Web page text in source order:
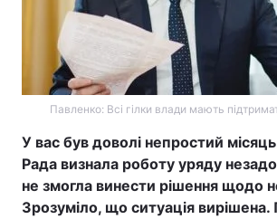
Головна Війна
Україна Політика
Економіка
Техно і зв'язок Лайт
Зброя Інциденти
Павленко: Всі гілки влади мають
У вас був доволі непростий
Рада визнала роботу уряду
не змогла винести рішення щодо
Зрозуміло, що ситуація